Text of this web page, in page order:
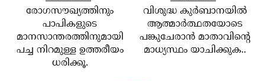
രോഗസൗഖ്യത്തിനും
പാപികളുടെ
മാനസാന്തരത്തിനുമായി
പച്ച നിറമുള്ള ഉത്തരീയം
ധരിക്കൂ.
വിശുദ്ധ കുര്‍ബാനയില്‍
ആത്മാര്‍ത്ഥതയോടെ
പങ്കുചേരാന്‍ മാതാവിന്റെ
മാധ്യസ്ഥം യാചിക്കുക..